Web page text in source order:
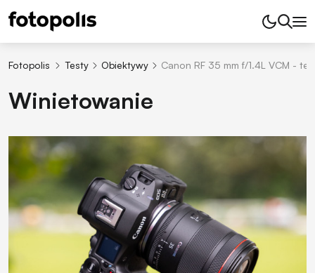
Fotopolis Testy Obiektywy Canon RF 35 mm f/1.4L VCM -
Winietowanie